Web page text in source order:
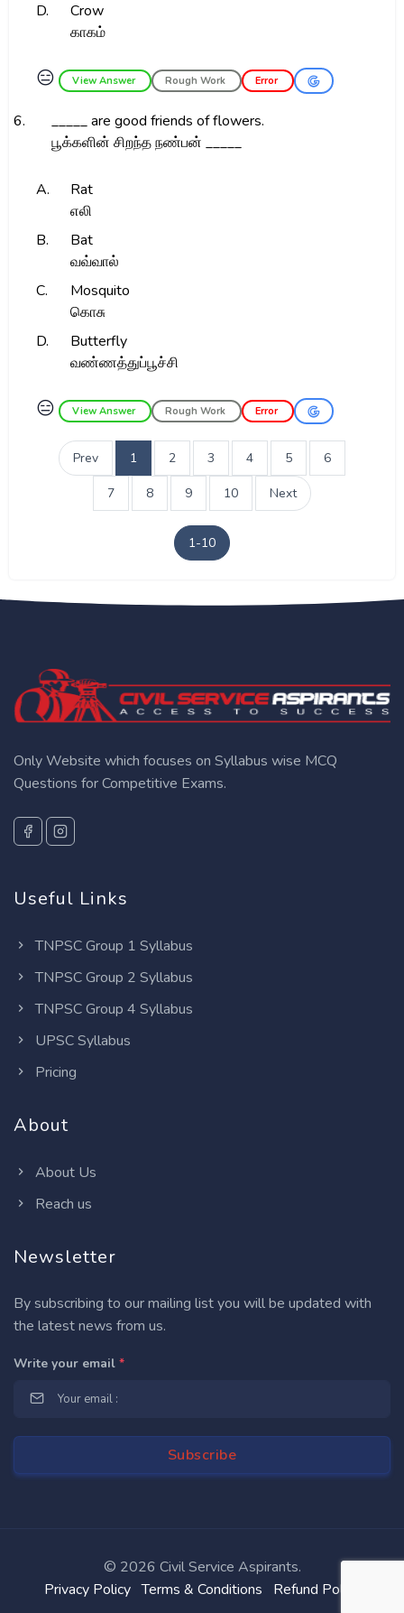
D.
Crow
காகம்
😑 View Answer Rough Work Error
6.
_____ are good friends of flowers.
பூக்களின் சிறந்த நண்பன் _____
A.
Rat
எலி
B.
Bat
வவ்வால்
C.
Mosquito
கொசு
D.
Butterfly
வண்ணத்துப்பூச்சி
😑 View Answer Rough Work Error
Prev 1 2 3 4 5 6
7 8 9 10 Next
1-10
Only Website which focuses on Syllabus wise MCQ
Questions for Competitive Exams.
Useful Links
TNPSC Group 1 Syllabus
TNPSC Group 2 Syllabus
TNPSC Group 4 Syllabus
UPSC Syllabus
Pricing
About
About Us
Reach us
Newsletter
By subscribing to our mailing list you will be updated with
the latest news from us.
Write your email *
© 2026 Civil Service Aspirants.
Privacy Policy Terms & Conditions Refund Policy